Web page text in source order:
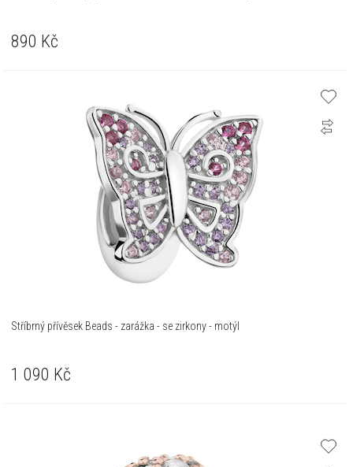
890 Kč
Stříbrný přívěsek Beads - zarážka - se zirkony - motýl
1 090 Kč